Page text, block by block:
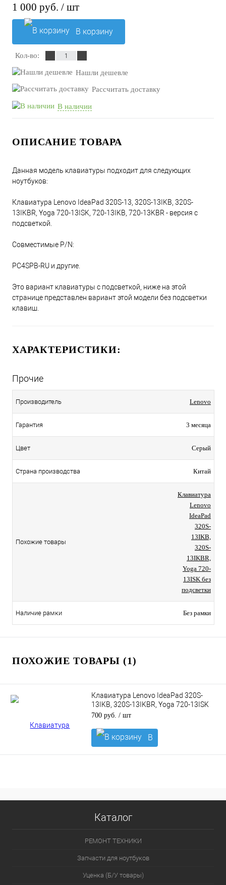
1 000 руб. / шт
В корзину
Кол-во:
Нашли дешевле
Рассчитать доставку
В наличии
ОПИСАНИЕ ТОВАРА
Данная модель клавиатуры подходит для следующих
ноутбуков:
Клавиатура Lenovo IdeaPad 320S-13, 320S-13IKB, 320S-
13IKBR, Yoga 720-13ISK, 720-13IKB, 720-13KBR - версия с
подсветкой.
Совместимые P/N:
PC4SPB-RU и другие.
Это вариант клавиатуры с подсветкой, ниже на этой
странице представлен вариант этой модели без подсветки
клавиш.
ХАРАКТЕРИСТИКИ:
Прочие
Производитель Lenovo
Гарантия 3 месяца
Цвет Серый
Страна производства Китай
Похожие товары
Клавиатура
Lenovo
IdeaPad
320S-
13IKB,
320S-
13IKBR,
Yoga 720-
13ISK без
подсветки
Наличие рамки Без рамки
ПОХОЖИЕ ТОВАРЫ (1)
Клавиатура Lenovo IdeaPad 320S-
13IKB, 320S-13IKBR, Yoga 720-13ISK
без подсветки
700 руб. / шт
В
корзину
Каталог
РЕМОНТ ТЕХНИКИ
Запчасти для ноутбуков
Уценка (Б/У товары)